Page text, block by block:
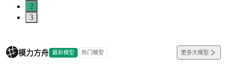
2
3
模力方舟 最新模型 热门模型 更多大模型